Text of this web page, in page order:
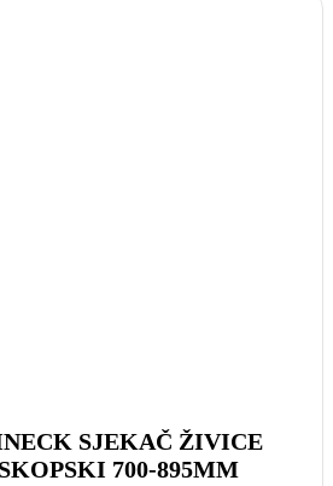
SJEKAČ ŽIVICE
700-895MM